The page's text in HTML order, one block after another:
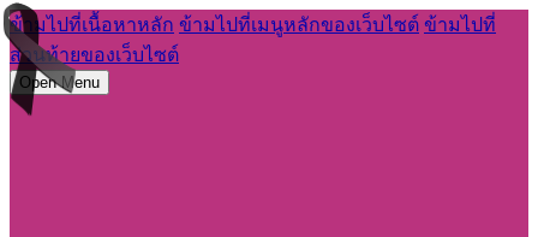
ข้ามไปที่เนื้อหาหลัก ข้ามไปที่เมนูหลักของเว็บไซต์ ข้ามไปที่
ส่วนท้ายของเว็บไซต์
Open Menu